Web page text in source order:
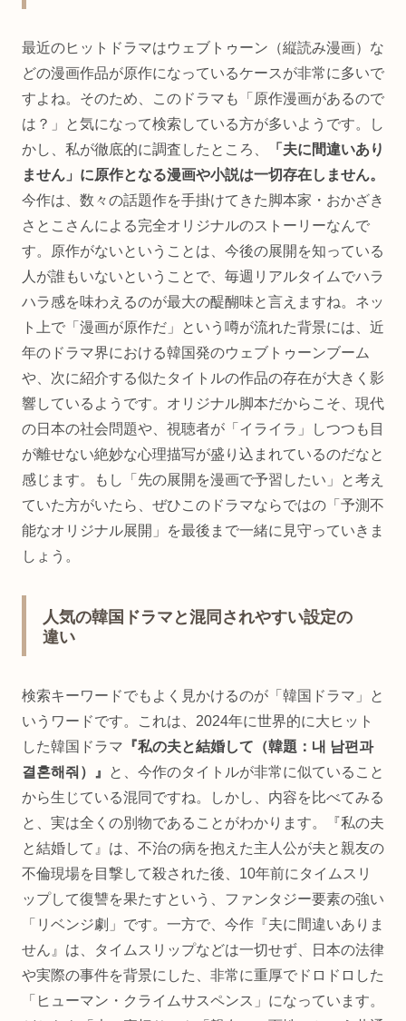
最近のヒットドラマはウェブトゥーン（縦読み漫画）な
どの漫画作品が原作になっているケースが非常に多いで
すよね。そのため、このドラマも「原作漫画があるので
は？」と気になって検索している方が多いようです。し
かし、私が徹底的に調査したところ、
「夫に間違いあり
ません」に原作となる漫画や小説は一切存在しません。
今作は、数々の話題作を手掛けてきた脚本家・おかざき
さとこさんによる完全オリジナルのストーリーなんで
す。原作がないということは、今後の展開を知っている
人が誰もいないということで、毎週リアルタイムでハラ
ハラ感を味わえるのが最大の醍醐味と言えますね。ネッ
ト上で「漫画が原作だ」という噂が流れた背景には、近
年のドラマ界における韓国発のウェブトゥーンブーム
や、次に紹介する似たタイトルの作品の存在が大きく影
響しているようです。オリジナル脚本だからこそ、現代
の日本の社会問題や、視聴者が「イライラ」しつつも目
が離せない絶妙な心理描写が盛り込まれているのだなと
感じます。もし「先の展開を漫画で予習したい」と考え
ていた方がいたら、ぜひこのドラマならではの「予測不
能なオリジナル展開」を最後まで一緒に見守っていきま
しょう。
人気の韓国ドラマと混同されやすい設定の
違い
検索キーワードでもよく見かけるのが「韓国ドラマ」と
いうワードです。これは、2024年に世界的に大ヒット
した韓国ドラマ 『私の夫と結婚して（韓題：내 남편과
결혼해줘）』
と、今作のタイトルが非常に似ていること
から生じている混同ですね。しかし、内容を比べてみる
と、実は全くの別物であることがわかります。『私の夫
と結婚して』は、不治の病を抱えた主人公が夫と親友の
不倫現場を目撃して殺された後、10年前にタイムスリ
ップして復讐を果たすという、ファンタジー要素の強い
「リベンジ劇」です。一方で、今作『夫に間違いありま
せん』は、タイムスリップなどは一切せず、日本の法律
や実際の事件を背景にした、非常に重厚でドロドロした
「ヒューマン・クライムサスペンス」になっています。